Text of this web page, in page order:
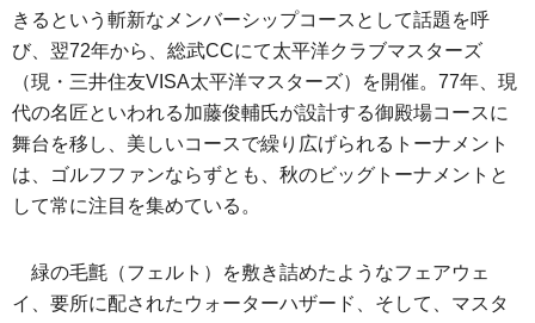
きるという斬新なメンバーシップコースとして話題を呼
び、翌72年から、総武CCにて太平洋クラブマスターズ
（現・三井住友VISA太平洋マスターズ）を開催。77年、現
代の名匠といわれる加藤俊輔氏が設計する御殿場コースに
舞台を移し、美しいコースで繰り広げられるトーナメント
は、ゴルフファンならずとも、秋のビッグトーナメントと
して常に注目を集めている。
緑の毛氈（フェルト）を敷き詰めたようなフェアウェ
イ、要所に配されたウォーターハザード、そして、マスタ